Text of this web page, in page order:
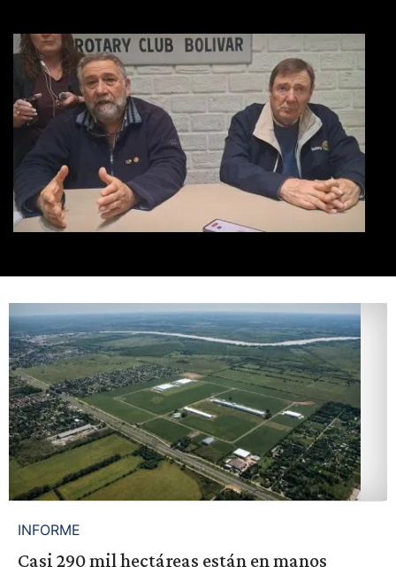
INFORME
Casi 290 mil hectáreas están en manos